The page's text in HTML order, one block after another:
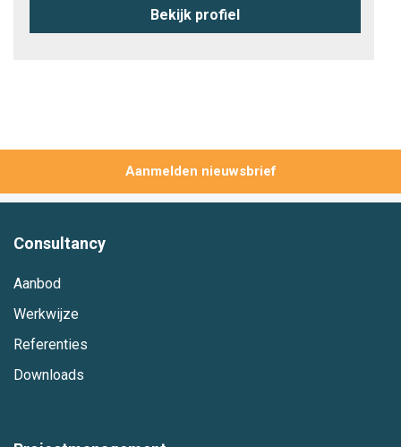
Bekijk profiel
Aanmelden
Consultancy
Aanbod
Werkwijze
Referenties
Downloads